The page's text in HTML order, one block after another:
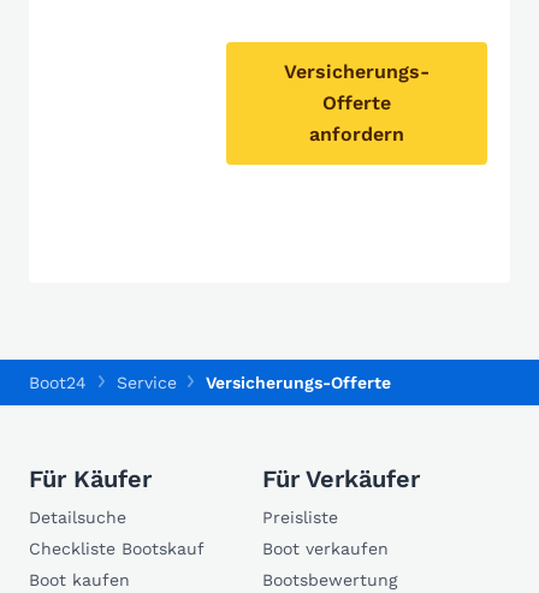
Versicherungs-
Offerte
anfordern
Boot24 Service Versicherungs-Offerte
Für Käufer
Detailsuche
Checkliste Bootskauf
Boot kaufen
Für Verkäufer
Preisliste
Boot verkaufen
Bootsbewertung